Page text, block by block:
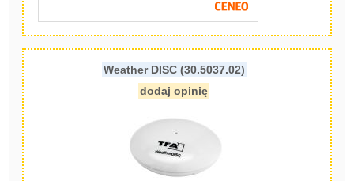
Weather DISC (30.5037.02)
dodaj opinię